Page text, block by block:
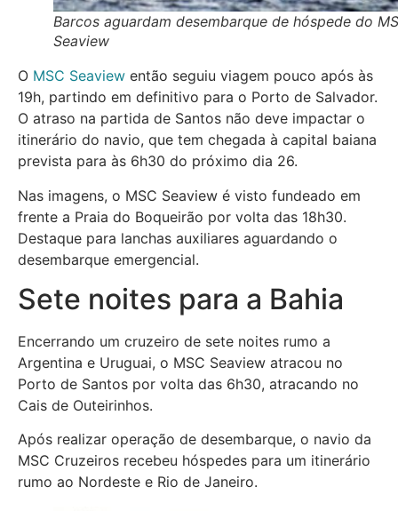
Barcos aguardam desembarque de hóspede do
Seaview
O MSC Seaview então seguiu viagem pouco após às
19h, partindo em definitivo para o Porto de Salvador.
O atraso na partida de Santos não deve impactar o
itinerário do navio, que tem chegada à capital baiana
prevista para às 6h30 do próximo dia 26.
Nas imagens, o MSC Seaview é visto fundeado em
frente a Praia do Boqueirão por volta das 18h30.
Destaque para lanchas auxiliares aguardando o
desembarque emergencial.
Sete noites para a Bahia
Encerrando um cruzeiro de sete noites rumo a
Argentina e Uruguai, o MSC Seaview atracou no
Porto de Santos por volta das 6h30, atracando no
Cais de Outeirinhos.
Após realizar operação de desembarque, o navio da
MSC Cruzeiros recebeu hóspedes para um itinerário
rumo ao Nordeste e Rio de Janeiro.